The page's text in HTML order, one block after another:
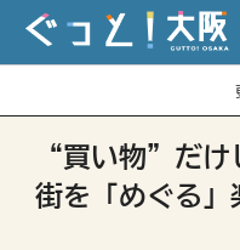
“買い物”だけ
街を「めぐる」